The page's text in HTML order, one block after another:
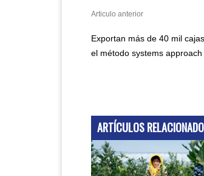
Articulo anterior
Exportan más de 40 mil
el método systems approach
ARTÍCULOS